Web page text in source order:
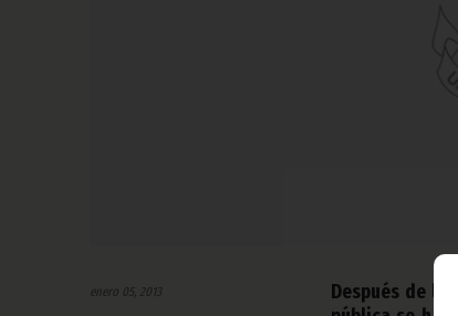
enero 05, 2013
Después de